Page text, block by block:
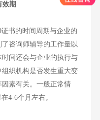
效期
书的时间周期与企业的
咨询师辅导的工作量以
间还会与企业的执行与
织机构是否发生重大变
素有关。一般正常情
4-6个月左右。